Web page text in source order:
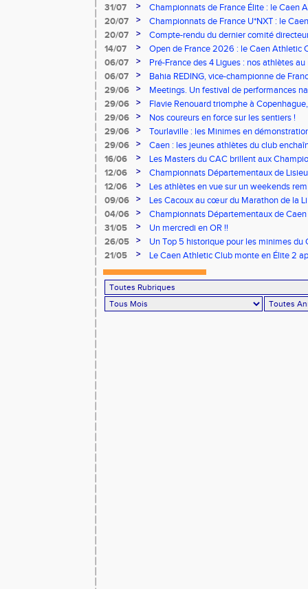
31/07
>
Championnats de France Élite : le Caen
vous à Albi !
20/07 >
Championnats de France U*NXT : le
Stade Charléty !
20/07 >
Compte-rendu du dernier comité
14/07
>
Open de France 2026 : le Caen Athletic
06/07
>
Pré-France des 4 Ligues : nos athlètes
06/07
>
Bahia REDING, vice-championne de
29/06
>
Meetings. Un festival de performances
concours
29/06 >
Flavie Renouard triomphe à
brillent sur tous les fronts
29/06 >
Nos coureurs en force sur les sentiers !
29/06
>
Tourlaville : les Minimes en
29/06
>
Caen : les jeunes athlètes du club
16/06
>
Les Masters du CAC brillent aux
12/06
>
Championnats Départementaux de
remarquables pour nos jeunes athlètes
12/06 >
Les athlètes en vue sur un weekends
09/06
>
Les Cacoux au cœur du Marathon de la
04/06
>
Championnats Départementaux de
rendez-vous
31/05 >
Un mercredi en OR !!
26/05
>
Un Top 5 historique pour les minimes du
Finale Nationale Equip’Athlé !
21/05 >
Le Caen Athletic Club monte en Élite 2